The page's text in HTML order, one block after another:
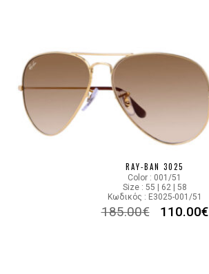
RAY-BAN 3025
Color : 001/51
Size : 55 | 62 | 58
Κωδικός : E3025-001/51
185.00€ 110.00€